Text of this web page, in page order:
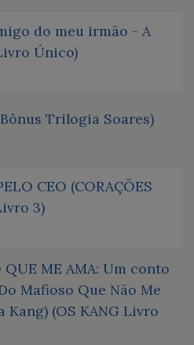
do meu irmão - A
Único)
Trilogia Soares)
CEO (CORAÇÕES
3)
QUE ME AMA: Um conto
Mafioso Que Não Me
Kang) (OS KANG Livro